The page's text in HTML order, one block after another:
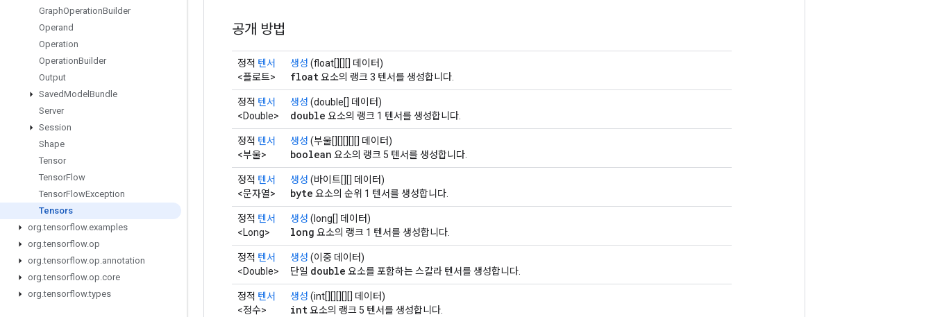
GraphOperationBuilder
Operand
Operation
OperationBuilder
Output
SavedModel Bundle
Server
Session
Shape
Tensor
TensorFlow
TensorFlowException
Tensors
org.tensorflow.examples
org.tensorflow.op
org.tensorflow.op.annotation
org.tensorflow.op.core
org.tensorflow.types
공개 방법
정적 텐서
<플로트>
생성 (float[][][] 데이터)
float요소의 랭크 3 텐서를 생성합니다.
정적 텐서
<Double>
생성 (double[] 데이터)
double 요소의 랭크 1 텐서를 생성합니다.
정적 텐서
<부울>
생성 (부울[][][][][] 데이터)
boolean 요소의 랭크 5 텐서를 생성합니다.
정적 텐서
<문자열>
생성 (바이트[][] 데이터)
byte 요소의 순위 1 텐서를 생성합니다.
정적 텐서
<Long>
생성 (long[] 데이터)
long 요소의 랭크 1 텐서를 생성합니다.
정적 텐서
<Double>
생성 (이중 데이터)
단일 double 요소를 포함하는 스칼라 텐서를 생성합니다.
정적 텐서
<정수>
생성 (int[][][][][] 데이터)
int요소의 랭크 5 텐서를 생성합니다.